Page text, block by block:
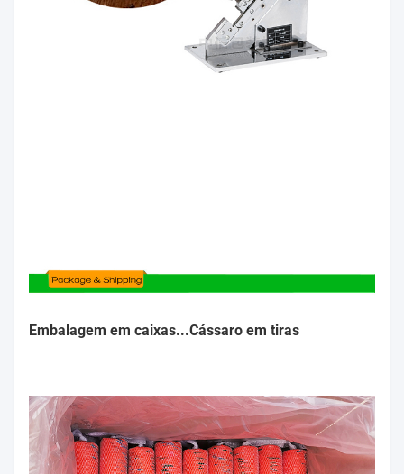
Embalagem em caixas...Cássaro em tiras